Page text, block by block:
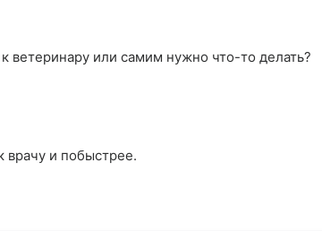
ветеринару или самим нужно что-то делать?
врачу и побыстрее.